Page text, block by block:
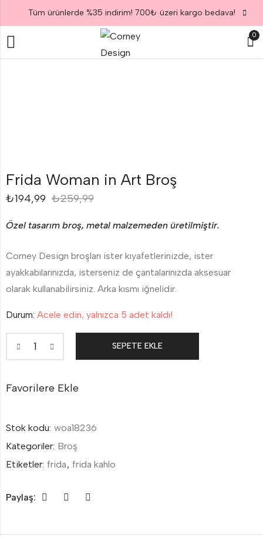
Tüm ürünlerde %35 indirim! 700₺ üzeri kargo bedava!
0
Frida Woman in Art Broş
₺194,99 ₺259,99
Özel tasarım broş, metal malzemeden üretilmiştir.
Corney Design broşları ister kıyafetlerinizde, ister
ayakkabılarınızda, isterseniz de çantalarınızda aksesuar
olarak kullanabilirsiniz. Arka kısmı iğnelidir.
Durum: Acele edin, yalnızca 5 adet kaldı!
SEPETE EKLE
Favorilere Ekle
Stok kodu: woa18236
Kategoriler: Broş
Etiketler: frida, frida kahlo
Paylaş: